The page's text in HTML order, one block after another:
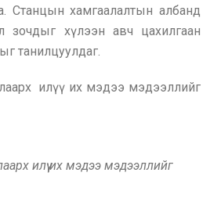
Станцын хамгаалалтын албанд
зочдыг хүлээн авч цахилгаан
танилцуулдаг.
илүү их мэдээ мэдээллийг
илүү их мэдээ мэдээллийг